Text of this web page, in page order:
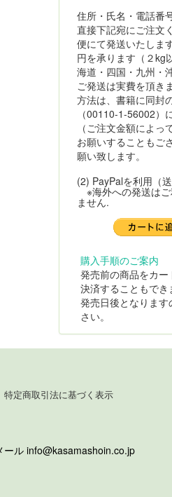
住所・氏名・電話番
直接下記宛にご注文
便にて発送いたしま
円を承ります（２kg
海道・四国・九州・
ご発送は実費を頂き
方法は、書籍に同封
（00110-1-56002）
（ご注文金額によっ
お願いすることもご
願い致します。
(2) PayPalを利用（送
※海外への発送はご
ません.
購入手順のご案内
発売前の商品をカー
決済することもでき
発売日後となりま
さい。
特定商取引法に基づく表示
ル info@kasamashoin.co.jp